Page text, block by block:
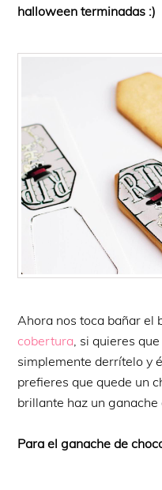
halloween terminadas :)
Ahora nos toca bañar el
cobertura , si quieres
simplemente derrítelo y
prefieres que quede un
brillante haz un ganache
Para el ganache de